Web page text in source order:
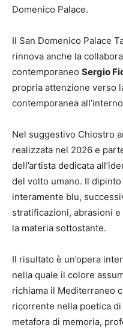
Domenico Palace.
Il San Domenico Palace
rinnova anche la
contemporaneo Sergio
propria attenzione verso
contemporanea
Nel suggestivo Chiostro
realizzata nel 2026 e
dell’artista dedicata
del volto umano. Il
interamente blu,
stratificazioni, abrasioni
la materia sottostante.
Il risultato è un’opera
nella quale il colore
richiama il Mediterraneo
ricorrente nella poetica
metafora di memoria,